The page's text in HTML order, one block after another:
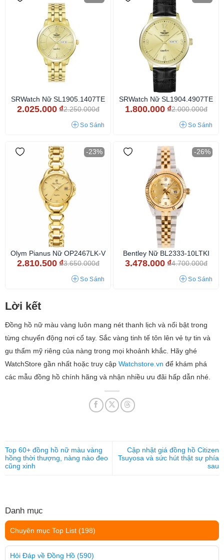
SRWatch Nữ SL1905.1407TE
2.025.000 ₫2.250.000đ
So Sánh
SRWatch Nữ SL1904.4907TE
1.800.000 ₫2.000.000đ
So Sánh
-23%
Olym Pianus Nữ OP2467LK-V
2.810.500 ₫3.650.000đ
So Sánh
-26%
Bentley Nữ BL2333-10LTKI
3.478.000 ₫4.700.000đ
So Sánh
Lời kết
Đồng hồ nữ màu vàng luôn mang nét thanh lịch và nổi bật trong
từng chuyển động nơi cổ tay. Sắc vàng tinh tế tôn lên vẻ tự tin và
gu thẩm mỹ riêng của nàng trong mọi khoảnh khắc. Hãy ghé
WatchStore gần nhất hoặc truy cập Watchstore.vn để khám phá
các mẫu đồng hồ chính hãng và nhận nhiều ưu đãi hấp dẫn nhé.
Top 60+ đồng hồ nữ màu vàng
hồng thời thượng, nàng nào đeo
cũng xinh
Cập nhật giá đồng hồ Citizen
Tsuyosa và sức hút thật sự phía
sau
Danh mục
Chuyên mục Top List (198)
Hỏi Đáp về Đồng Hồ (590)